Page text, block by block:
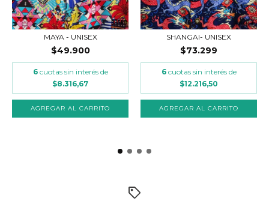
MAYA - UNISEX
$49.900
6 cuotas sin interés de
$8.316,67
AGREGAR AL CARRITO
SHANGAI- UNISEX
$73.299
6 cuotas sin interés de
$12.216,50
AGREGAR AL CARRITO